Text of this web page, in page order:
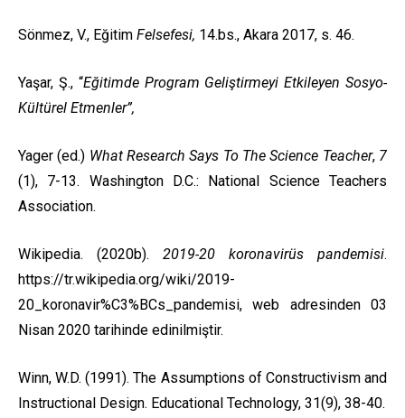
Sönmez, V., Eğitim Felsefesi, 14.bs., Akara 2017, s. 46.
Yaşar, Ş., “Eğitimde Program Geliştirmeyi Etkileyen Sosyo-
Kültürel Etmenler”,
Yager (ed.) What Research Says To The Science Teacher, 7
(1), 7-13. Washington D.C.: National Science Teachers
Association.
Wikipedia. (2020b). 2019-20 koronavirüs pandemisi.
https://tr.wikipedia.org/wiki/2019-
20_koronavir%C3%BCs_pandemisi, web adresinden 03
Nisan 2020 tarihinde edinilmiştir.
Winn, W.D. (1991). The Assumptions of Constructivism and
Instructional Design. Educational Technology, 31(9), 38-40.